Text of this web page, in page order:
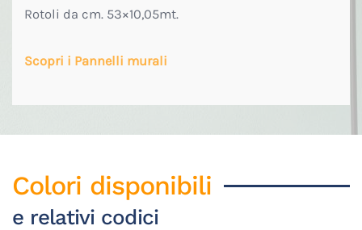
Rotoli da cm. 53×10,05mt.
Scopri i Pannelli murali
Colori disponibili
e relativi codici